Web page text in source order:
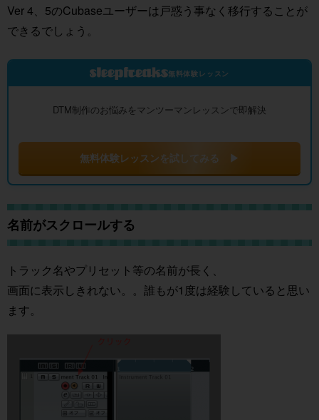
Ver 4、5のCubaseユーザーは戸惑う事なく移行することが
できるでしょう。
無料体験レッスン
DTM制作のお悩みをマンツーマンレッスンで即解決
無料体験レッスンを試してみる ▶
名前がスクロールする
トラック名やプリセット等の名前が長く、
画面に表示しきれない。。誰もが1度は経験していると思い
ます。